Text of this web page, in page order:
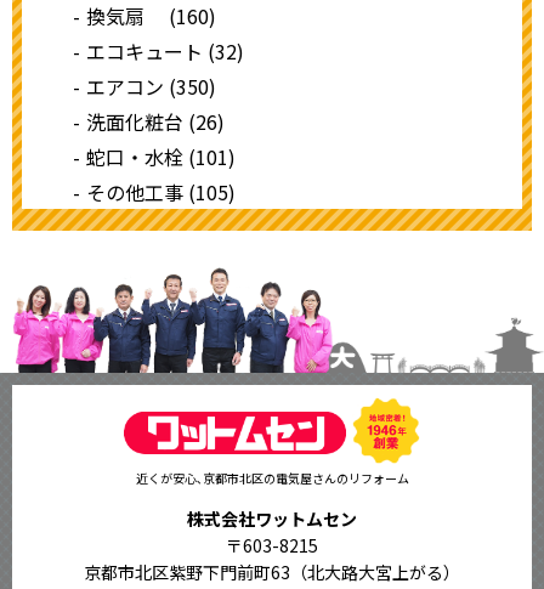
換気扇 (160)
エコキュート (32)
エアコン (350)
洗面化粧台 (26)
蛇口・水栓 (101)
その他工事 (105)
近くが安心､京都市北区の電気屋さんのリフォーム
株式会社ワットムセン
〒603-8215
京都市北区紫野下門前町63（北大路大宮上がる）